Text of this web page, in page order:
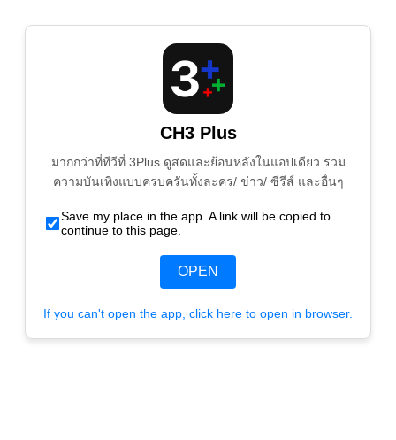
CH3 Plus
มากกว่าที่ทีวีที่ 3Plus ดูสดและย้อนหลังในแอปเดียว รวม
ความบันเทิงแบบครบครันทั้งละคร/ ข่าว/ ซีรีส์ และอื่นๆ
Save my place in the app. A link will be copied to
continue to this page.
OPEN
If you can't open the app, click here to open in browser.